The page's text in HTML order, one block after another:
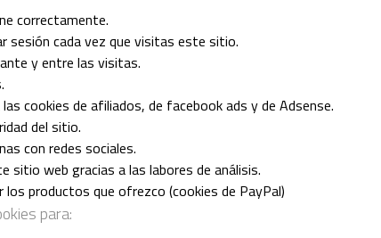
correctamente.
sesión cada vez que visitas este sitio.
y entre las visitas.
cookies de afiliados, de facebook ads y de Adsense.
del sitio.
con redes sociales.
sitio web gracias a las labores de análisis.
los productos que ofrezco (cookies de PayPal)
para: